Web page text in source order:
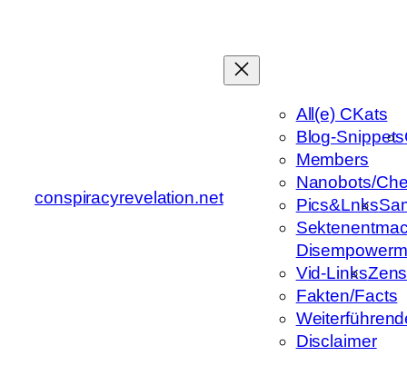
conspiracyrevelation.net
All(e) CKats
Blog-Snippets
Members
Nanobots/
Pics&Lnks
Vid-Links
Fakten/Facts
Disclaimer